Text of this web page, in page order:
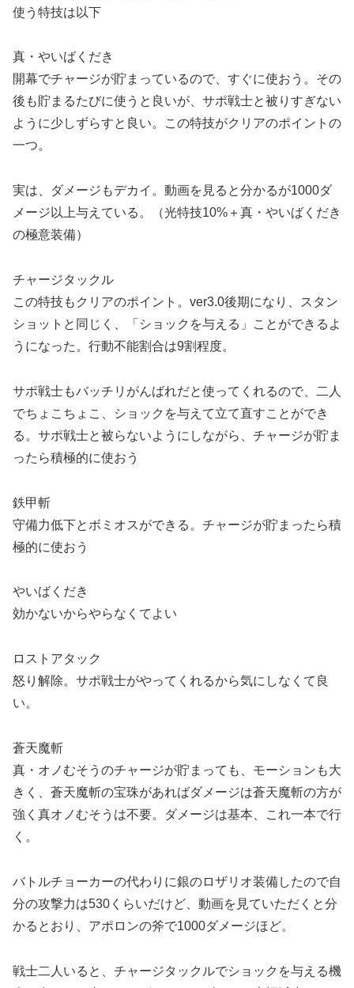
使う特技は以下
真・やいばくだき
開幕でチャージが貯まっているので、すぐに使おう。その
後も貯まるたびに使うと良いが、サポ戦士と被りすぎない
ように少しずらすと良い。この特技がクリアのポイントの
一つ。
実は、ダメージもデカイ。動画を見ると分かるが1000ダ
メージ以上与えている。（光特技10%＋真・やいばくだき
の極意装備）
チャージタックル
この特技もクリアのポイント。ver3.0後期になり、スタン
ショットと同じく、「ショックを与える」ことができるよ
うになった。行動不能割合は9割程度。
サポ戦士もバッチリがんばれだと使ってくれるので、二人
でちょこちょこ、ショックを与えて立て直すことができ
る。サポ戦士と被らないようにしながら、チャージが貯ま
ったら積極的に使おう
鉄甲斬
守備力低下とボミオスができる。チャージが貯まったら積
極的に使おう
やいばくだき
効かないからやらなくてよい
ロストアタック
怒り解除。サポ戦士がやってくれるから気にしなくて良
い。
蒼天魔斬
真・オノむそうのチャージが貯まっても、モーションも大
きく、蒼天魔斬の宝珠があればダメージは蒼天魔斬の方が
強く真オノむそうは不要。ダメージは基本、これ一本で行
く。
バトルチョーカーの代わりに銀のロザリオ装備したので自
分の攻撃力は530くらいだけど、動画を見ていただくと分
かるとおり、アポロンの斧で1000ダメージほど。
戦士二人いると、チャージタックルでショックを与える機